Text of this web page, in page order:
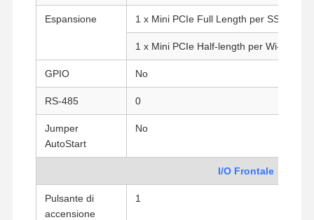
Espansione 1 x Mini PCIe Full Length per SSD
1 x Mini PCIe Half-length per Wi-Fi
GPIO No
RS-485 0
Jumper
AutoStart
No
I/O Frontale
Pulsante di
accensione
1